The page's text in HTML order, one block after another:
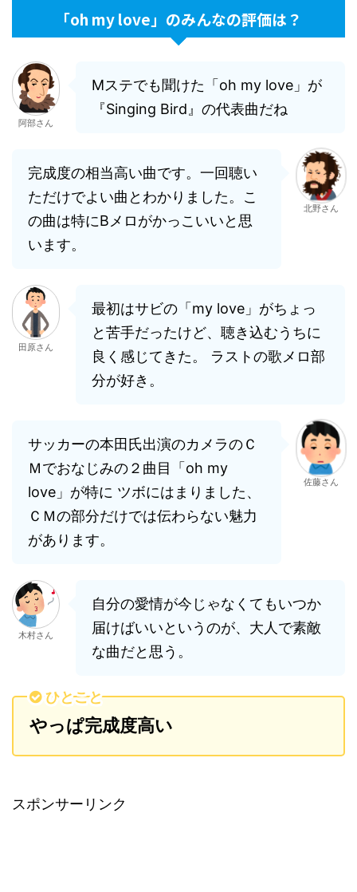
「oh my love」のみんなの評価は？
阿部さん
Mステでも聞けた「oh my love」が
『Singing Bird』の代表曲だね
完成度の相当高い曲です。一回聴い
ただけでよい曲とわかりました。こ
の曲は特にBメロがかっこいいと思
います。
北野さん
田原さん
最初はサビの「my love」がちょっ
と苦手だったけど、聴き込むうちに
良く感じてきた。 ラストの歌メロ部
分が好き。
サッカーの本田氏出演のカメラのＣ
Ｍでおなじみの２曲目「oh my
love」が特に ツボにはまりました、
ＣＭの部分だけでは伝わらない魅力
があります。
佐藤さん
木村さん
自分の愛情が今じゃなくてもいつか
届けばいいというのが、大人で素敵
な曲だと思う。
ひとこと
やっぱ完成度高い
スポンサーリンク